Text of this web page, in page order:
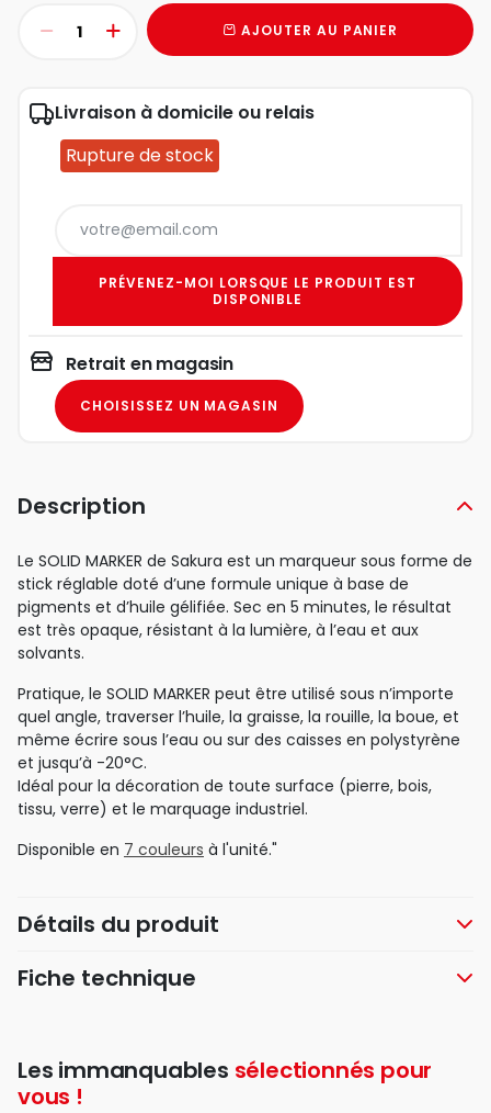
AJOUTER AU PANIER
Livraison à domicile ou relais
Rupture de stock
PRÉVENEZ-MOI LORSQUE LE PRODUIT EST
DISPONIBLE
Retrait en magasin
CHOISISSEZ UN MAGASIN
Description
Le SOLID MARKER de Sakura est un marqueur sous forme de
stick réglable doté d’une formule unique à base de
pigments et d’huile gélifiée. Sec en 5 minutes, le résultat
est très opaque, résistant à la lumière, à l’eau et aux
solvants.
Pratique, le SOLID MARKER peut être utilisé sous n’importe
quel angle, traverser l’huile, la graisse, la rouille, la boue, et
même écrire sous l’eau ou sur des caisses en polystyrène
et jusqu’à -20°C.
Idéal pour la décoration de toute surface (pierre, bois,
tissu, verre) et le marquage industriel.
Disponible en 7 couleurs à l'unité."
Détails du produit
Fiche technique
Les immanquables sélectionnés pour
vous !